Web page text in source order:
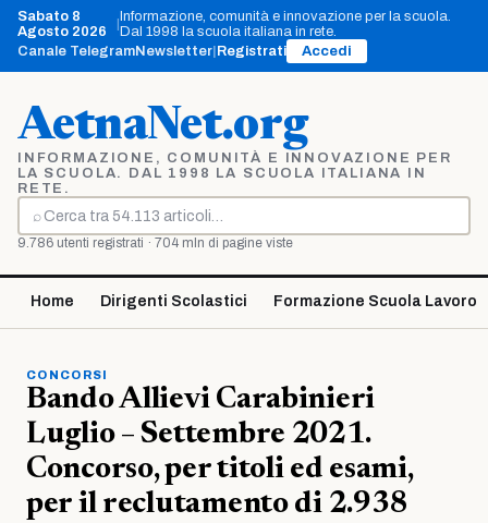
Vai
contenuto
Sabato 8
Agosto 2026
Informazione, comunità e innovazione per la scuola.
Dal 1998 la scuola italiana in rete.
Canale TelegramNewsletter Registrati Accedi
AetnaNet.org
INFORMAZIONE, COMUNITÀ E INNOVAZIONE PER
LA SCUOLA. DAL 1998 LA SCUOLA ITALIANA IN
RETE.
⌕
Cerca
9.786 utenti registrati · 704 mln di pagine viste
Home Dirigenti Scolastici Formazione Scuola Lavoro
CONCORSI
Bando Allievi Carabinieri
Luglio – Settembre 2021.
Concorso, per titoli ed esami,
per il reclutamento di 2.938